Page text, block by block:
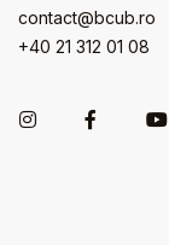
contact@bcub.ro
+40 21 312 01 08